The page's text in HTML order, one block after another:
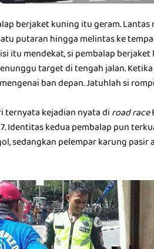
berjaket kuning itu geram.
putaran hingga melintas ke
itu mendekat, si pembalap
target di tengah jalan.
ban depan. Jatuhlah si
ternyata kejadian nyata diroad race
Identitas kedua pembalap pun
sedangkan pelempar karung pasir